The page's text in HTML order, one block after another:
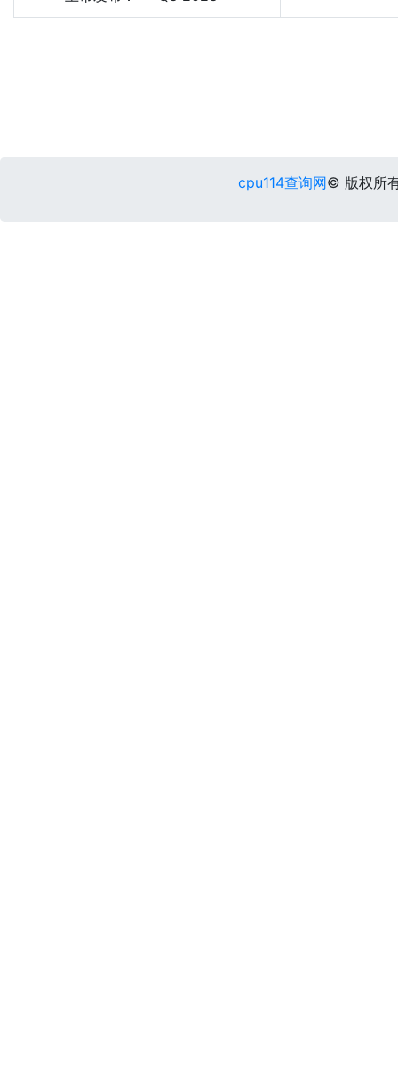
cpu114查询网© 版权所